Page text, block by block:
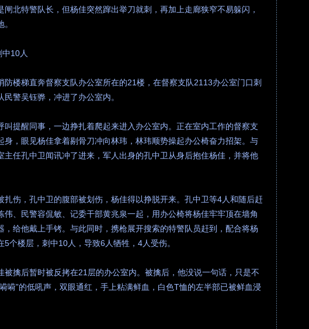
闸北特警队长，但杨佳突然蹿出举刀就刺，再加上走廊狭窄不易躲闪，
10人
防楼梯直奔督察支队办公室所在的21楼，在督察支队2113办公室门口刺
警吴钰骅，冲进了办公室内。
叫提醒同事，一边挣扎着爬起来进入办公室内。正在室内工作的督察支
身，眼见杨佳拿着剔骨刀冲向林玮，林玮顺势操起办公椅奋力招架。与
主任孔中卫闻讯冲了进来，军人出身的孔中卫从身后抱住杨佳，并将他
扎伤，孔中卫的腹部被划伤，杨佳得以挣脱开来。孔中卫等4人和随后赶
伟、民警容侃敏、记委干部黄兆泉一起，用办公椅将杨佳牢牢顶在墙角
，给他戴上手铐。与此同时，携枪展开搜索的特警队员赶到，配合将杨
个楼层，刺中10人，导致6人牺牲，4人受伤。
被擒后暂时被反拷在21层的办公室内。被擒后，他没说一句话，只是不
嗬”的低吼声，双眼通红，手上粘满鲜血，白色T恤的左半部已被鲜血浸